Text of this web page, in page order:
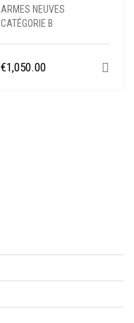
ARMES NEUVES
CATÉGORIE B
€1,050.00